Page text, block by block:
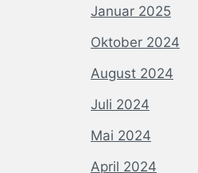
Januar 2025
Oktober 2024
August 2024
Juli 2024
Mai 2024
April 2024